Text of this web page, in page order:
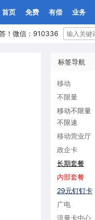
首页 免费 有偿 业务
！微信：910336
标签导航
移动
不限量
移动不限量
不限速
移动营业厅
政企卡
长期套餐
内部套餐
29元钉钉卡
广电
流量卡中心